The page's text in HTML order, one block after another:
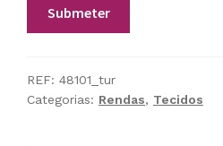
REF: 48101_tur
Categorias: Rendas, Tecidos